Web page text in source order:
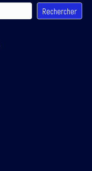
Rechercher